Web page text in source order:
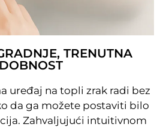
TRENUTNA
uređaj na topli zrak radi bez
da ga možete postaviti bilo
Zahvaljujući intuitivnom